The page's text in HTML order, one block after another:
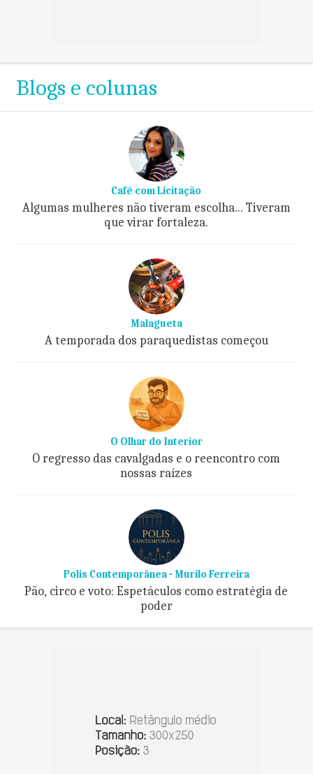
Blogs e colunas
Café com Licitação
Algumas mulheres não tiveram escolha... Tiveram
que virar fortaleza.
Malagueta
A temporada dos paraquedistas começou
O Olhar do Interior
O regresso das cavalgadas e o reencontro com
nossas raízes
Polis Contemporânea - Murilo Ferreira
Pão, circo e voto: Espetáculos como estratégia de
poder